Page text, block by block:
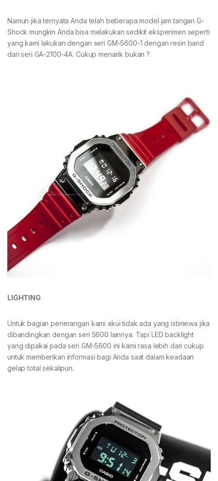
Namun jika ternyata Anda telah beberapa model jam tangan G-
Shock mungkin Anda bisa melakukan sedikit eksperimen seperti
yang kami lakukan dengan seri GM-5600-1 dengan resin band
dari seri GA-2100-4A. Cukup menarik bukan ?
LIGHTING
Untuk bagian penerangan kami akui tidak ada yang istimewa jika
dibandingkan dengan seri 5600 lainnya. Tapi LED backlight
yang dipakai pada seri GM-5600 ini kami rasa lebih dari cukup
untuk memberikan informasi bagi Anda saat dalam keadaan
gelap total sekalipun.